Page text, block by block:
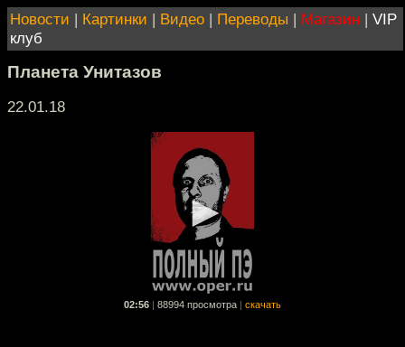
Новости | Картинки | Видео | Переводы | Магазин | VIP
клуб
Планета Унитазов
22.01.18
02:56 88994 просмотра скачать